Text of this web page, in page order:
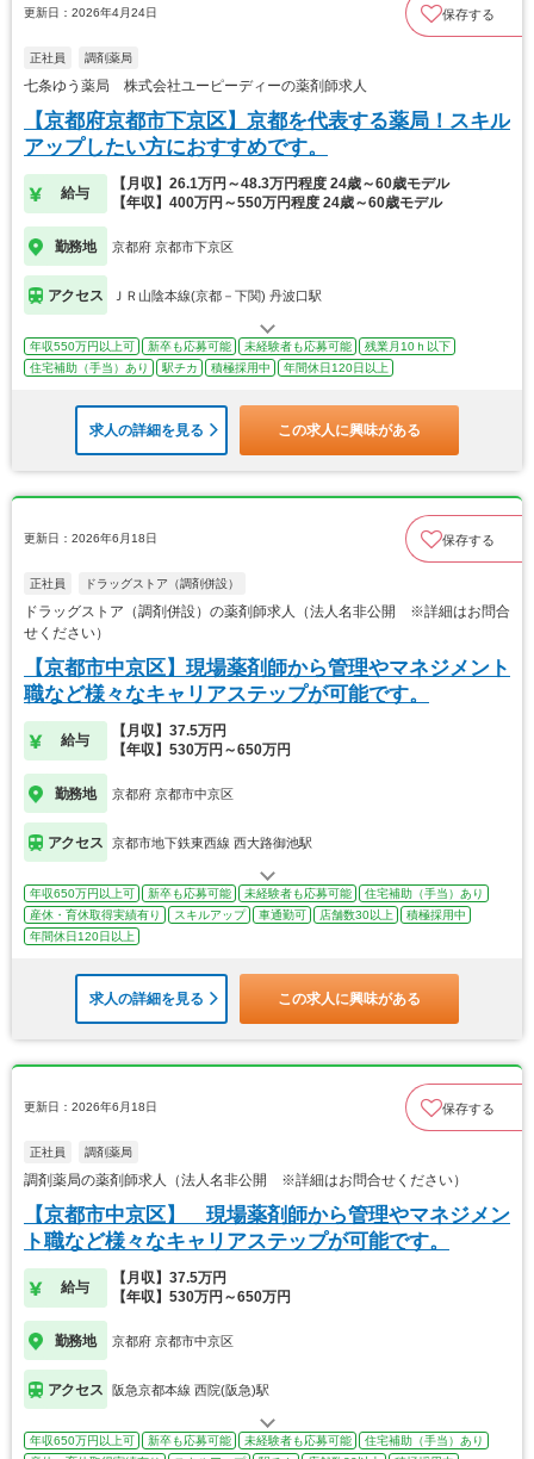
更新日：2026年4月24日 保存する
正社員 調剤薬局
七条ゆう薬局 株式会社ユーピーディーの薬剤師求人
【京都府京都市下京区】京都を代表する薬局！スキル
アップしたい方におすすめです。
給与
【月収】26.1万円～48.3万円程度 24歳～60歳モデル
【年収】400万円～550万円程度 24歳～60歳モデル
勤務地 京都府 京都市下京区
アクセス ＪＲ山陰本線(京都－下関) 丹波口駅
年収550万円以上可 新卒も応募可能 未経験者も応募可能
残業月10ｈ以下
住宅補助（手当）あり
駅チカ 積極採用中 年間休日120日以上
求人の詳細を見る この求人に興味がある
更新日：2026年6月18日 保存する
正社員 ドラッグストア（調剤併設）
ドラッグストア（調剤併設）の薬剤師求人（法人名非公開 ※詳細はお問合
せください）
【京都市中京区】現場薬剤師から管理やマネジメント
職など様々なキャリアステップが可能です。
給与
【月収】37.5万円
【年収】530万円～650万円
勤務地 京都府 京都市中京区
アクセス 京都市地下鉄東西線 西大路御池駅
年収650万円以上可 新卒も応募可能 未経験者も応募可能
住宅補助（手当）あり
産休・育休取得実績有り
スキルアップ 車通勤可 店舗数30以上
積極採用中
年間休日120日以上
求人の詳細を見る この求人に興味がある
更新日：2026年6月18日 保存する
正社員 調剤薬局
調剤薬局の薬剤師求人（法人名非公開 ※詳細はお問合せください）
【京都市中京区】 現場薬剤師から管理やマネジメン
ト職など様々なキャリアステップが可能です。
給与
【月収】37.5万円
【年収】530万円～650万円
勤務地 京都府 京都市中京区
アクセス 阪急京都本線 西院(阪急)駅
年収650万円以上可 新卒も応募可能 未経験者も応募可能
住宅補助（手当）あり